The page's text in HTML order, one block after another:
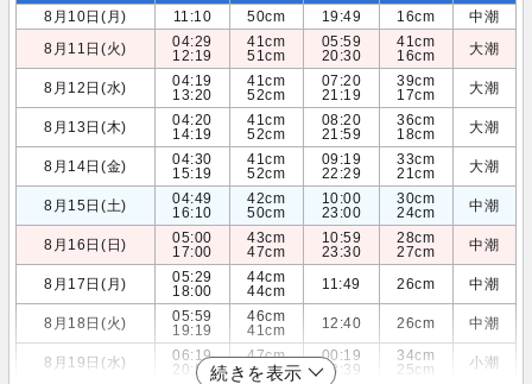
8月10日(月)
11:10 50cm 19:49 16cm
中潮
8月11日(火)
04:29
12:19
41cm
51cm
05:59
20:30
41cm
16cm
大潮
8月12日(水)
04:19
13:20
41cm
52cm
07:20
21:19
39cm
17cm
大潮
8月13日(木)
04:20
14:19
41cm
52cm
08:20
21:59
36cm
18cm
大潮
8月14日(金)
04:30
15:19
41cm
52cm
09:19
22:29
33cm
21cm
大潮
8月15日(土)
04:49
16:10
42cm
50cm
10:00
23:00
30cm
24cm
中潮
8月16日(日)
05:00
17:00
43cm
47cm
10:59
23:30
28cm
27cm
中潮
8月17日(月)
05:29
18:00
44cm
44cm
11:49 26cm 中潮
8月18日(火)
05:59
19:19
46cm
41cm
12:40 26cm 中潮
8月19日(水)
06:19
20:59
47cm
39cm
00:19
13:39
34cm
25cm
小潮
続きを表示